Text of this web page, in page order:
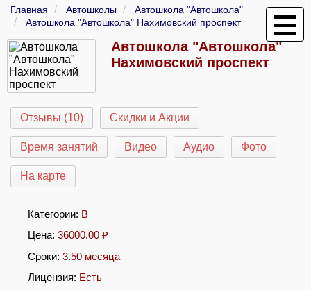
Главная Автошколы
Автошкола "Автошкола"
Автошкола "Автошкола" Нахимовский проспект
Автошкола "Автошкола"
Нахимовский проспект
Отзывы (10) Скидки и Акции
Время занятий Видео Аудио Фото
На карте
Категории: B
Цена: 36000.00 ₽
Сроки: 3.50 месяца
Лицензия: Есть